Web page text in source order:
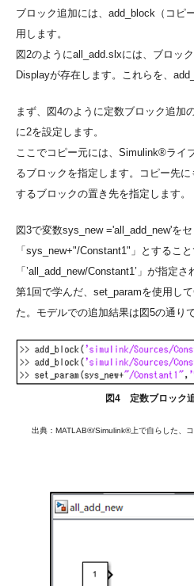
ブロック追加には、add_block（コピ
用します。
図2のようにall_add.slxには、ブロッ
Displayが存在します。これらを、
まず、図4のように定数ブロック追加
に2を設定します。
ここでコピー元には、Simulink®ライ
るブロックを指定します。コピー先
するブロックの置き先を指定します。
図3で変数sys_new ='all_add_new'をセ
「sys_new+"/Constant1"」とすること
「’all_add_new/Constant1’」が指定さ
第1回で学んだ、set_paramを使用し
た。モデルでの追加結果は図5の通りで
図4 定数ブロック
出典：MATLAB®/Simulink®上で自らした、